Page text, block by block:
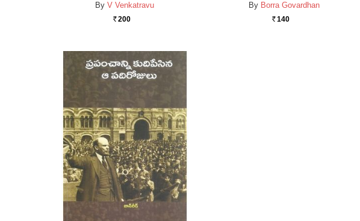
By V Venkatravu
Rs. 200
By Borra Govardhan
Rs. 140